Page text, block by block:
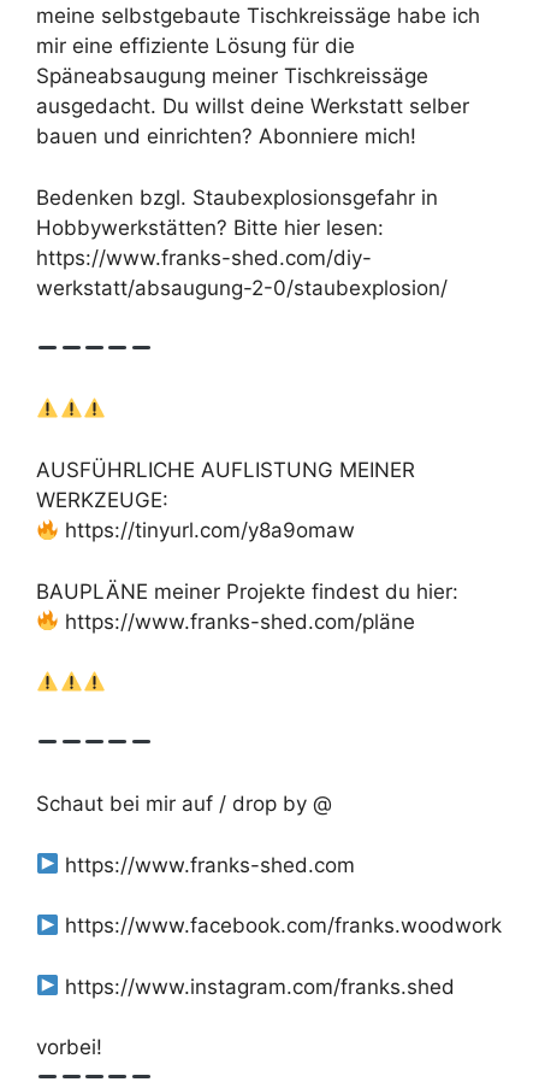
meine selbstgebaute Tischkreissäge habe ich
mir eine effiziente Lösung für die
Späneabsaugung meiner Tischkreissäge
ausgedacht. Du willst deine Werkstatt selber
bauen und einrichten? Abonniere mich!
Bedenken bzgl. Staubexplosionsgefahr in
Hobbywerkstätten? Bitte hier lesen:
https://www.franks-shed.com/diy-
werkstatt/absaugung-2-0/staubexplosion/
AUSFÜHRLICHE AUFLISTUNG MEINER
WERKZEUGE:
https://tinyurl.com/y8a9omaw
BAUPLÄNE meiner Projekte findest du hier:
https://www.franks-shed.com/pläne
Schaut bei mir auf / drop by @
https://www.franks-shed.com
https://www.facebook.com/franks.woodwork
https://www.instagram.com/franks.shed
vorbei!